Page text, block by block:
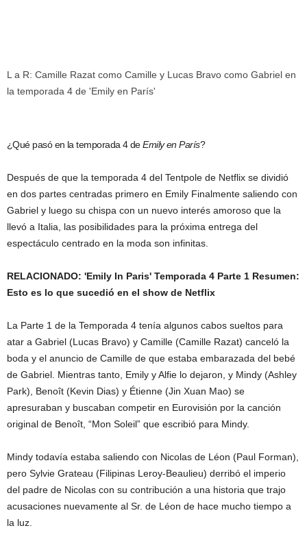
L a R: Camille Razat como Camille y Lucas Bravo como Gabriel en
la temporada 4 de 'Emily en París'
¿Qué pasó en la temporada 4 deEmily en París?
Después de que la temporada 4 del Tentpole de Netflix se dividió
en dos partes centradas primero en Emily Finalmente saliendo con
Gabriel y luego su chispa con un nuevo interés amoroso que la
llevó a Italia, las posibilidades para la próxima entrega del
espectáculo centrado en la moda son infinitas.
RELACIONADO: 'Emily In Paris' Temporada 4 Parte 1 Resumen:
Esto es lo que sucedió en el show de Netflix
La Parte 1 de la Temporada 4 tenía algunos cabos sueltos para
atar a Gabriel (Lucas Bravo) y Camille (Camille Razat) canceló la
boda y el anuncio de Camille de que estaba embarazada del bebé
de Gabriel. Mientras tanto, Emily y Alfie lo dejaron, y Mindy (Ashley
Park), Benoît (Kevin Dias) y Étienne (Jin Xuan Mao) se
apresuraban y buscaban competir en Eurovisión por la canción
original de Benoît, “Mon Soleil” que escribió para Mindy.
Mindy todavía estaba saliendo con Nicolas de Léon (Paul Forman),
pero Sylvie Grateau (Filipinas Leroy-Beaulieu) derribó el imperio
del padre de Nicolas con su contribución a una historia que trajo
acusaciones nuevamente al Sr. de Léon de hace mucho tiempo a
la luz.